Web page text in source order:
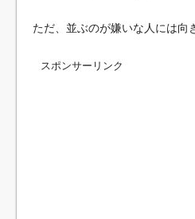
ただ、並ぶのが嫌いな人には向
スポンサーリンク